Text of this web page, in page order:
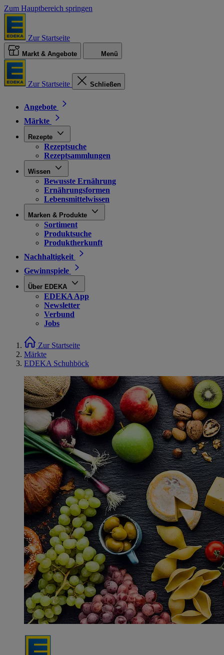
Zum Hauptbereich springen
Zur Startseite
Markt & Angebote Menü
Zur Startseite Schließen
Angebote
Märkte
Rezepte
Rezeptsuche
Rezeptsammlungen
Wissen
Bewusste Ernährung
Ernährungsformen
Lebensmittelwissen
Marken & Produkte
Sortiment
Produktsuche
Produktherkunft
Nachhaltigkeit
Gewinnspiele
Über EDEKA
EDEKA App
Newsletter
Verbund
Jobs
Zur Startseite
Märkte
EDEKA Schuhböck